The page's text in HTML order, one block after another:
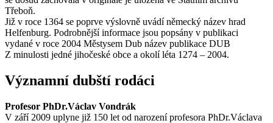
Třeboň.
Již v roce 1364 se poprve výslovně uvádí německý název hrad
Helfenburg. Podrobnější informace jsou popsány v publikaci
vydané v roce 2004 Městysem Dub název publikace DUB
Z minulosti jedné jihočeské obce a okolí léta 1274 – 2004.
Významní dubští rodáci
Profesor PhDr.Václav Vondrák
V září 2009 uplyne již 150 let od narození profesora PhDr.Václava